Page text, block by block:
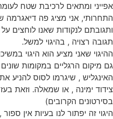
אפייני ומתאים לרכיבת שטח
התחרותי, אני מציג פה דיאגרמה
ותגובתם לנקודות שאנו לוחצים
תגובה רצויה , בהיגוי למשל.
ההיגוי שאני מציע הוא היגוי
גם מיקום הרגליים במקומות
האינגליש , שיגרמו לסוס להניע
צידוד ימינה , או שמאלה. וזאת
בסירטונים הקרובים)
היגוי זה יפתור לנו בעיות אין